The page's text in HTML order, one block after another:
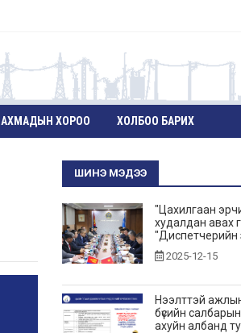
АХМАДЫН ХОРОО ХОЛБОО БАРИХ
ШИНЭ МЭДЭЭ
"Цахилгаан
худалдан авах
"Диспетчерийн
2025-12-15
Нээлттэй
бүсийн
ахуйн албанд